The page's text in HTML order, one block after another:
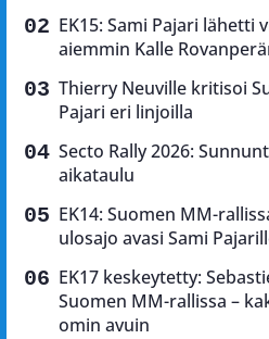
EK15: Sami Pajari lähetti
aiemmin Kalle
Thierry Neuville kritisoi
Pajari eri linjoilla
Secto Rally 2026:
aikataulu
EK14: Suomen MM-
ulosajo avasi Sami
EK17 keskeytetty:
Suomen MM-rallissa –
omin avuin